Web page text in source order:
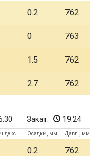
0.2 762
0 763
1.5 762
2.7 762
Закат: 19:24
Осадки, мм Давл., мм
0.2 762